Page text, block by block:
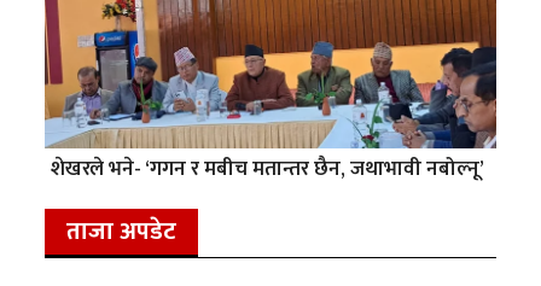
शेखरले भने- ‘गगन र मबीच मतान्तर छैन, जथाभावी नबोल्नू’
ताजा अपडेट